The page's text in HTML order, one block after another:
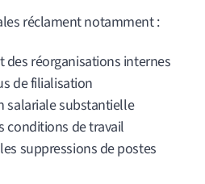
réclament notamment :
des réorganisations internes
de filialisation
salariale substantielle
conditions de travail
suppressions de postes